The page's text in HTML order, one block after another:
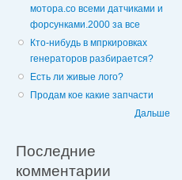
мотора.со всеми датчиками и
форсунками.2000 за все
Кто-нибудь в мпркировках
генераторов разбирается?
Есть ли живые лого?
Продам кое какие запчасти
Дальше
Последние
комментарии